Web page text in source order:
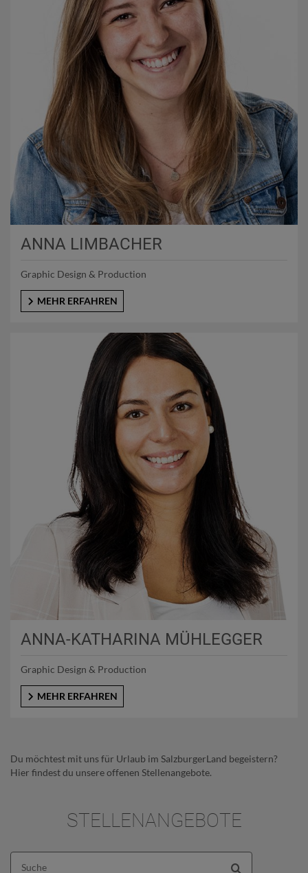
ANNA LIMBACHER
Graphic Design & Production
MEHR ERFAHREN
ANNA-KATHARINA MÜHLEGGER
Graphic Design & Production
MEHR ERFAHREN
Du möchtest mit uns für Urlaub im SalzburgerLand begeistern?
Hier findest du unsere offenen Stellenangebote.
STELLENANGEBOTE
Suche